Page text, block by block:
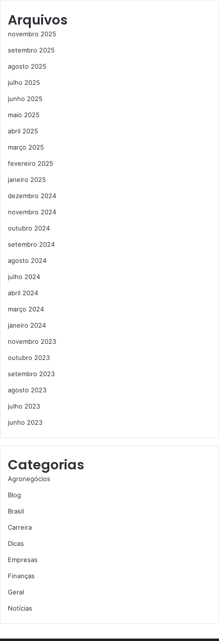
Arquivos
novembro 2025
setembro 2025
agosto 2025
julho 2025
junho 2025
maio 2025
abril 2025
março 2025
fevereiro 2025
janeiro 2025
dezembro 2024
novembro 2024
outubro 2024
setembro 2024
agosto 2024
julho 2024
abril 2024
março 2024
janeiro 2024
novembro 2023
outubro 2023
setembro 2023
agosto 2023
julho 2023
junho 2023
Categorias
Agronegócios
Blog
Brasil
Carreira
Dicas
Empresas
Finanças
Geral
Notícias